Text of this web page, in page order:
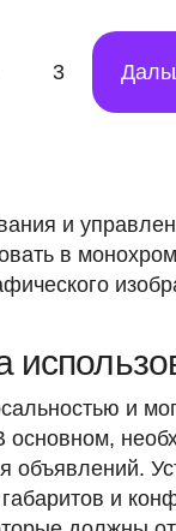
3
и
в
и
объявлений.
и